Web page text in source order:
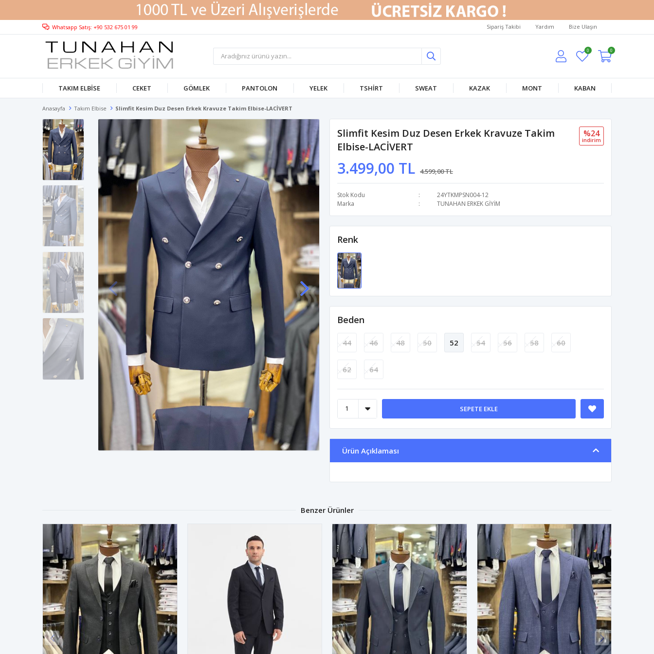
Whatsapp Satış: +90 532 675 01 99 Sipariş Takibi Yardım Bize Ulaşın
0 0
TAKIM ELBISE CEKET GÖMLEK PANTOLON YELEK TSHIRT SWEAT KAZAK MONT KABAN
Anasayfa Takım Elbise Slimfit Kesim Duz Desen Erkek Kravuze Takim Elbise-LACİVERT
Slimfit Kesim Duz Desen Erkek Kravuze Takim
Elbise-LACİVERT
3.499,00 TL 4.599,00 TL
%24
i̇ndi̇ri̇m
Stok Kodu
24YTKMPSN004-12
Marka
TUNAHAN ERKEK GİYİM
Renk
Beden
44 46 48 50 52 54 56 58 60
62 64
SEPETE EKLE
Ürün Açıklaması
Benzer Ürünler